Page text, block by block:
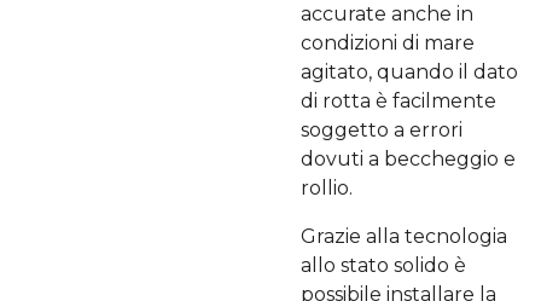
accurate anche in
condizioni di mare
agitato, quando il dato
di rotta è facilmente
soggetto a errori
dovuti a beccheggio e
rollio.
Grazie alla tecnologia
allo stato solido è
possibile installare la